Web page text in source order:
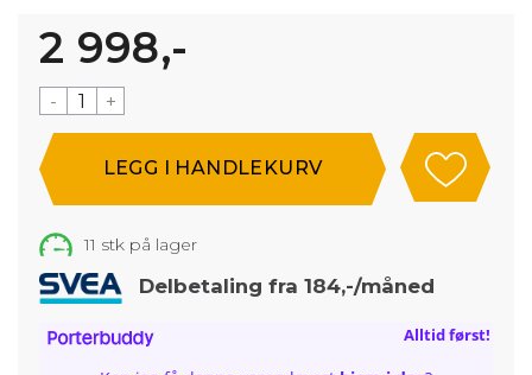
2 998,-
- +
11 stk på lager
Delbetaling fra 184,-/måned
Alltid først!